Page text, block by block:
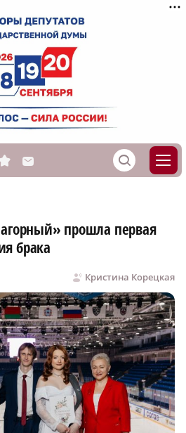
M S
прошла первая
брака
Кристина Корецкая